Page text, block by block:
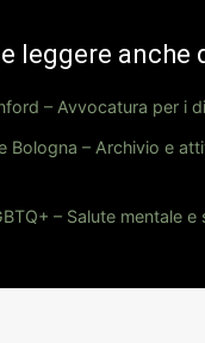
leggere anche
– Avvocatura per i
Bologna – Archivio e
– Salute mentale e